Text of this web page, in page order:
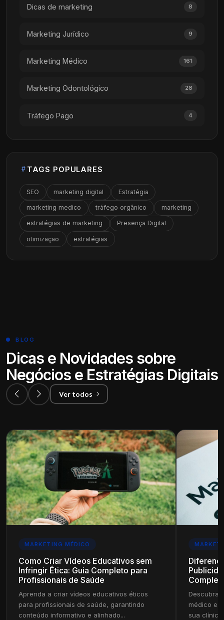
Dicas de marketing 8
Marketing Jurídico 9
Marketing Médico 161
Marketing Odontológico 28
Tráfego Pago 4
TAGS POPULARES
SEO marketing digital Estratégia
marketing medico tráfego orgânico marketing
estratégias de marketing Presença Digital
otimização estratégias
BLOG
Dicas e Novidades sobre
Negócios e Estratégias Digitais
Ver todos
MARKETING MÉDICO
Como Criar Vídeos Educativos sem
Infringir Ética: Guia Completo para
Profissionais de Saúde
Aprenda a criar vídeos educativos éticos
para profissionais de saúde, garantindo
conteúdo informativo e alinhado...
Descubra
médico e
sua clínica